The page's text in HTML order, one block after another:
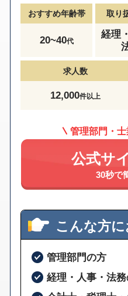
おすすめ年齢帯
20~40代
取り
経理
求人数
12,000件以上
管理部門・士
公式サ
30秒で
こんな方
管理部門の方
経理・人事・法